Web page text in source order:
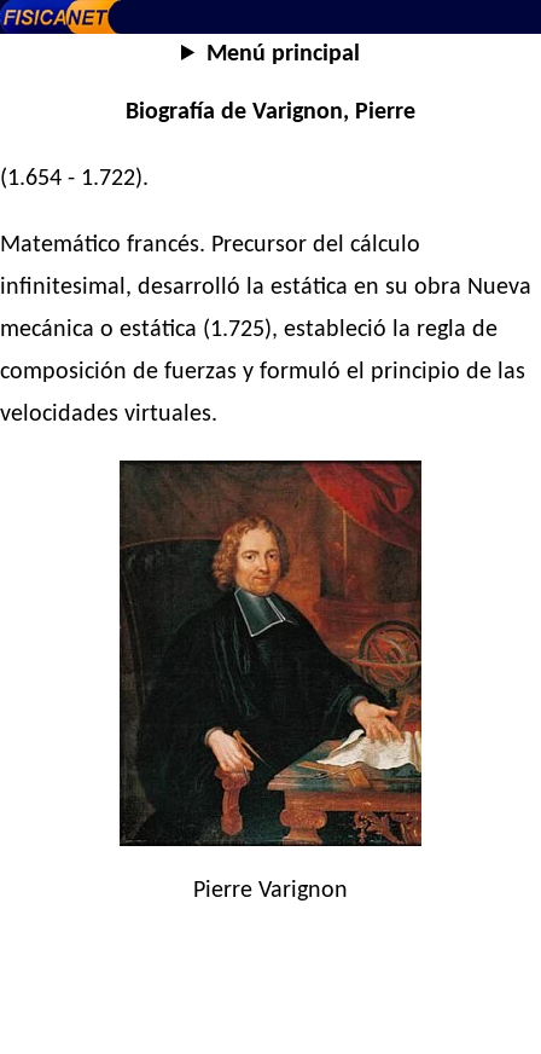
Menú principal
Biografía de Varignon, Pierre
(1.654 - 1.722).
Matemático francés. Precursor del cálculo
infinitesimal, desarrolló la estática en su obra Nueva
mecánica o estática (1.725), estableció la regla de
composición de fuerzas y formuló el principio de las
velocidades virtuales.
Pierre Varignon